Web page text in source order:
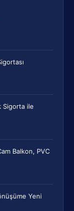
Sigorta ile
Balkon, PVC
Yeni